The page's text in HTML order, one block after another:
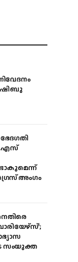
ഷിബു
അംഗം
സംയുക്ത